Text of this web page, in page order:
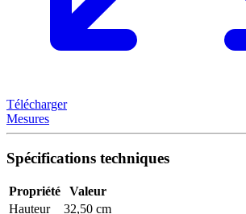
Télécharger
Mesures
Spécifications techniques
Propriété
Valeur
Hauteur
32,50 cm